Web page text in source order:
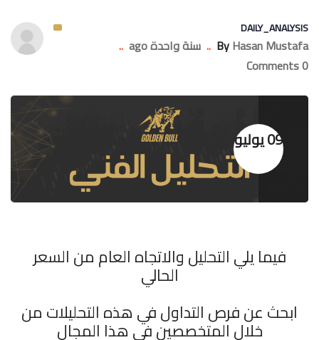
DAILY_ANALYSIS
ByHasan Mustafa
.. سنة واحدة ago
..
0 Comments
09 يوليو
فيما يلي التحليل والاتجاه العام من السعر
الحالي
ابحث عن فرص التداول في هذه التحليلات من
خلال المتخصصين في هذا المجال